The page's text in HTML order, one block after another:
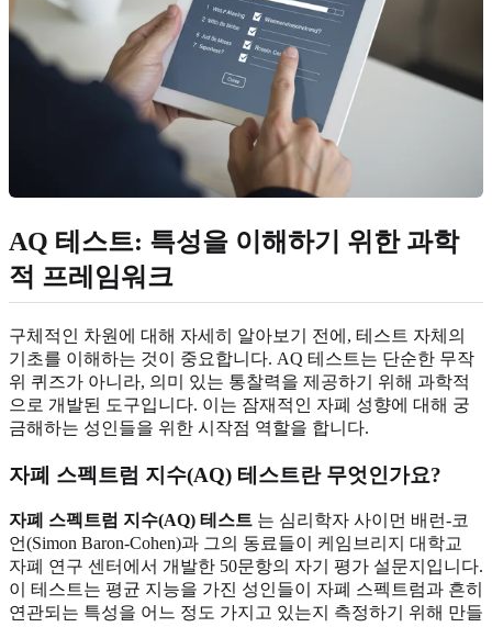
AQ 테스트: 특성을 이해하기 위한 과학
적 프레임워크
구체적인 차원에 대해 자세히 알아보기 전에, 테스트 자체의
기초를 이해하는 것이 중요합니다. AQ 테스트는 단순한 무작
위 퀴즈가 아니라, 의미 있는 통찰력을 제공하기 위해 과학적
으로 개발된 도구입니다. 이는 잠재적인 자폐 성향에 대해 궁
금해하는 성인들을 위한 시작점 역할을 합니다.
자폐 스펙트럼 지수(AQ) 테스트란 무엇인가요?
자폐 스펙트럼 지수(AQ) 테스트 는 심리학자 사이먼 배런-코
언(Simon Baron-Cohen)과 그의 동료들이 케임브리지 대학교
자폐 연구 센터 에서 개발한 50문항의 자기 평가 설문지입니다.
이 테스트는 평균 지능을 가진 성인들이 자폐 스펙트럼과 흔히
연관되는 특성을 어느 정도 가지고 있는지 측정하기 위해 만들